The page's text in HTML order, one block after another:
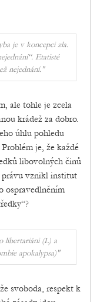
je v koncepci zla.
Etatisté
nejednání."
ale tohle je zcela
krádež za dobro.
úhlu pohledu
je, že každé
libovolných činů
právu vznikl institut
ospravedlněním
libertariáni (L) a
apokalypsa)"
svoboda, respekt k